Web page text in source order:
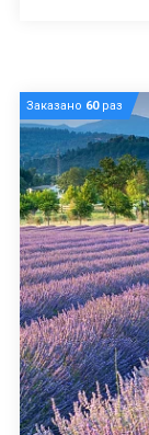
Заказано 60раз